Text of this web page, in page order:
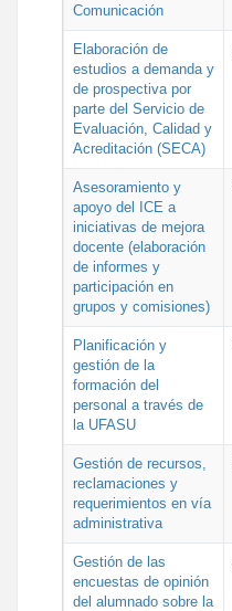
Comunicación
Elaboración de
estudios a demanda y
de prospectiva por
parte del Servicio de
Evaluación, Calidad y
Acreditación (SECA)
Asesoramiento y
apoyo del ICE a
iniciativas de mejora
docente (elaboración
de informes y
participación en
grupos y comisiones)
Planificación y
gestión de la
formación del
personal a través de
la UFASU
Gestión de recursos,
reclamaciones y
requerimientos en vía
administrativa
Gestión de las
encuestas de opinión
del alumnado sobre la